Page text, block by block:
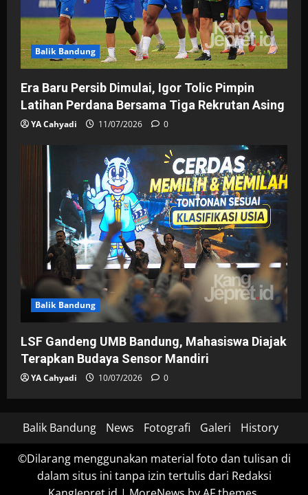
Balik Bandung
Era Baru Persib Dimulai, Igor Tolic Pimpin
Latihan Perdana Bersama Tiga Rekrutan Asing
YA Cahyadi 11/07/2026 0
Balik Bandung
LSF Gandeng UMB Bandung, Mahasiswa Diajak
Terapkan Budaya Sensor Mandiri
YA Cahyadi 10/07/2026 0
Balik Bandung News Fotografi Galeri History
©Dilarang menggunakan material foto dan tulisan di
dalam situs ini tanpa izin tertulis dari Redaksi